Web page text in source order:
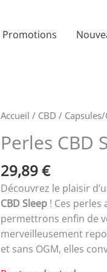
Promotions
Accueil / CBD /
Perles CBD
29,89€
Découvrez le plaisir
CBD Sleep ! Ces perles
permettrons enfin de
merveilleusement
et sans OGM, elles